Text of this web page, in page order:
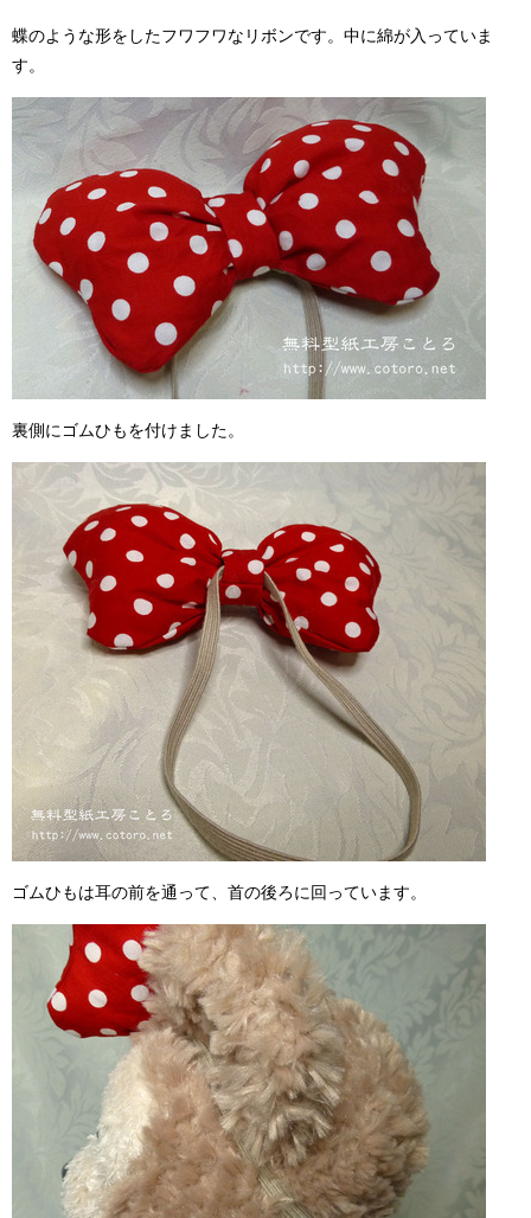
蝶のような形をしたフワフワなリボンです。中に綿が入っていま
す。
裏側にゴムひもを付けました。
ゴムひもは耳の前を通って、首の後ろに回っています。